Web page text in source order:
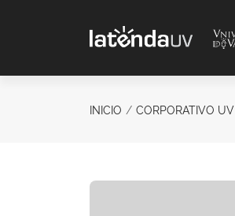
INICIO CORPORATIVO UV